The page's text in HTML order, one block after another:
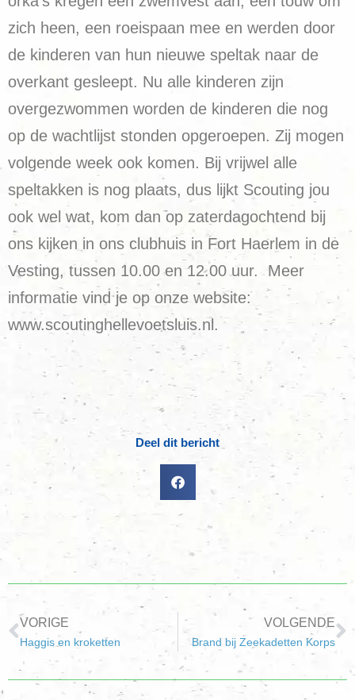
zich heen, een roeispaan mee en werden door
de kinderen van hun nieuwe speltak naar de
overkant gesleept. Nu alle kinderen zijn
overgezwommen worden de kinderen die nog
op de wachtlijst stonden opgeroepen. Zij mogen
volgende week ook komen. Bij vrijwel alle
speltakken is nog plaats, dus lijkt Scouting jou
ook wel wat, kom dan op zaterdagochtend bij
ons kijken in ons clubhuis in Fort Haerlem in de
Vesting, tussen 10.00 en 12.00 uur. Meer
informatie vind je op onze website:
www.scoutinghellevoetsluis.nl.
Deel dit bericht
VORIGE
Haggis en kroketten
VOLGENDE
Brand bij Zeekadetten Korps